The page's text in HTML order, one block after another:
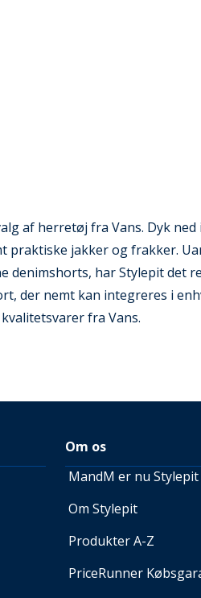
af herretøj fra Vans. Dyk
praktiske jakker og frakker.
denimshorts, har Stylepit det
der nemt kan integreres i
fra Vans.
Om os
MandM er nu Stylepit
Om Stylepit
Produkter A-Z
PriceRunner